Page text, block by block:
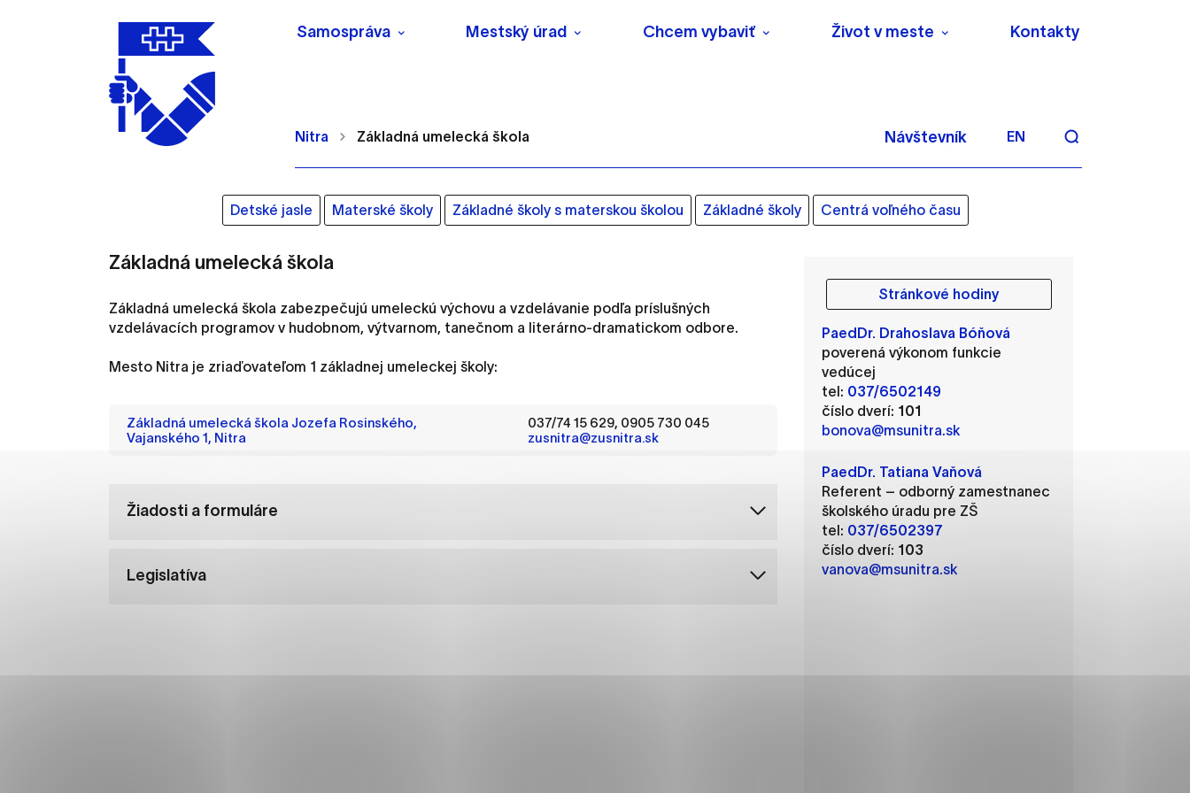
Samospráva Mestský úrad Chcem vybaviť Život v meste Kontakty
Nitra Základná umelecká škola Návštevník EN
Detské jasle Materské školy Základné školy s materskou školou Základné školy Centrá voľného času
Základná umelecká škola
Základná umelecká škola zabezpečujú umeleckú výchovu a vzdelávanie podľa príslušných
vzdelávacích programov v hudobnom, výtvarnom, tanečnom a literárno-dramatickom odbore.
Mesto Nitra je zriaďovateľom 1 základnej umeleckej školy:
Základná umelecká škola Jozefa Rosinského,
Vajanského 1, Nitra
037/74 15 629, 0905 730 045
zusnitra@zusnitra.sk
Žiadosti a formuláre
Legislatíva
Stránkové hodiny
PaedDr. Drahoslava Bóňová
poverená výkonom funkcie
vedúcej
tel: 037/6502149
číslo dverí: 101
bonova@msunitra.sk
PaedDr. Tatiana Vaňová
Referent – odborný zamestnanec
školského úradu pre ZŠ
tel: 037/6502397
číslo dverí: 103
vanova@msunitra.sk
Nastavenie cookies
Cookies sú malé súbory, do ktorých webové stránky môžu ukladať informácie o vašej aktivite a preferenciách.
Používajú sa napríklad k tomu, aby si webový prehliadač zapamätoval Vaše prihlásenie alebo aby sa uložila
Technické súbory cookie sú pre prevádzku nevyhnutné a pomáhajú urobiť webové stránky uplatniteľnými tým,
že umožňujú základné funkcie, ako je navigácia na stránke a prístup k zabezpečeným oblastiam webovej
stránky. Bez týchto súborov cookie nemôže web správne fungovať.